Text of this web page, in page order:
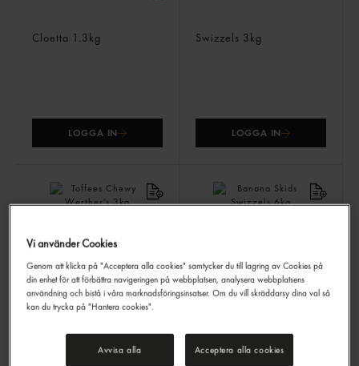
Cloetta 1.3kg
LOGGA IN
Swizzels 3kg
LOGGA IN
Toffees Chewy
Werther's3kg
Vi använder Cookies
Genom att klicka på "Acceptera alla cookies" samtycker du till lagring av Cookies på
din enhet för att förbättra navigeringen på webbplatsen, analysera webbplatsens
användning och bistå i våra marknadsföringsinsatser. Om du vill skräddarsy dina val så
kan du trycka på "Hantera cookies".
Avvisa alla Acceptera alla cookies